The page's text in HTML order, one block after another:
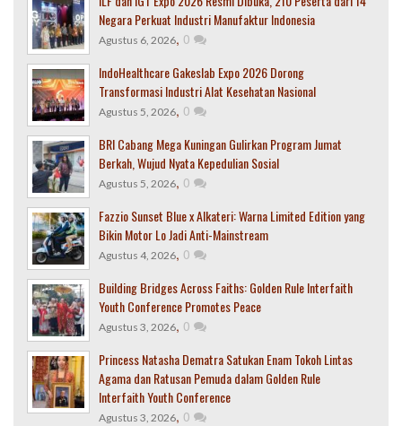
Negara Perkuat Industri Manufaktur Indonesia
Agustus 6, 2026, 0
IndoHealthcare Gakeslab Expo 2026 Dorong
Transformasi Industri Alat Kesehatan Nasional
Agustus 5, 2026, 0
BRI Cabang Mega Kuningan Gulirkan Program Jumat
Berkah, Wujud Nyata Kepedulian Sosial
Agustus 5, 2026, 0
Fazzio Sunset Blue x Alkateri: Warna Limited Edition yang
Bikin Motor Lo Jadi Anti-Mainstream
Agustus 4, 2026, 0
Building Bridges Across Faiths: Golden Rule Interfaith
Youth Conference Promotes Peace
Agustus 3, 2026, 0
Princess Natasha Dematra Satukan Enam Tokoh Lintas
Agama dan Ratusan Pemuda dalam Golden Rule
Interfaith Youth Conference
Agustus 3, 2026, 0